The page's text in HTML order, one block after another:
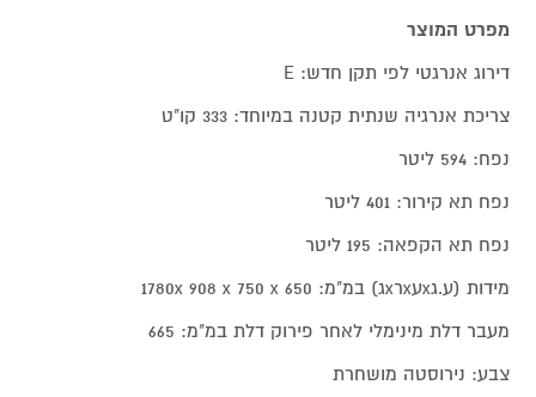
מפרט המוצר
דירוג אנרגטי לפי תקן חדש: E
צריכת אנרגיה שנתית קטנה במיוחד: 333 קו"ט
נפח: 594 ליטר
נפח תא קירור: 401 ליטר
נפח תא הקפאה: 195 ליטר
מידות (ע.גxעxרxג) במ"מ: 1780x 908 x 750 x 650
מעבר דלת מינימלי לאחר פירוק דלת במ"מ: 665
צבע: נירוסטה מושחרת